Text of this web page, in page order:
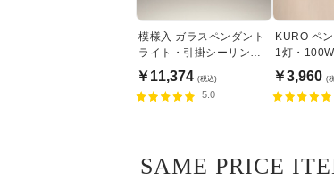
模様入 ガラスペンダント
ライト・引掛シーリング
式
￥11,374 (税込)
5.0
KURO ペ
1灯・
ング式
￥3,960 (
SAME PRICE